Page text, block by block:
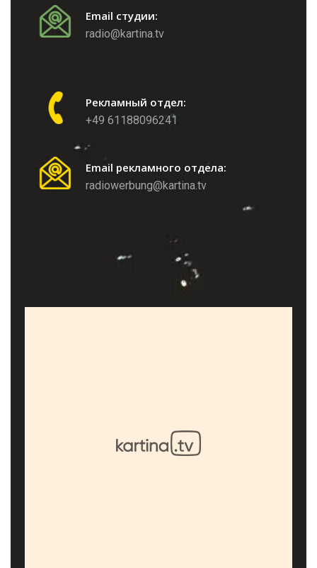
Email студии:
radio@kartina.tv
Рекламный отдел:
+49 61188096241
Email рекламного отдела:
radiowerbung@kartina.tv